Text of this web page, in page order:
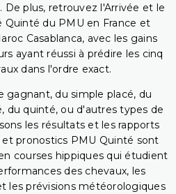
De plus, retrouvez l'Arrivée et le
Quinté du PMU en France et
Casablanca, avec les gains
ayant réussi à prédire les cinq
dans l'ordre exact.
gagnant, du simple placé, du
du quinté, ou d'autres types de
les résultats et les rapports
et pronostics PMU Quinté sont
courses hippiques qui étudient
des chevaux, les
les prévisions météorologiques